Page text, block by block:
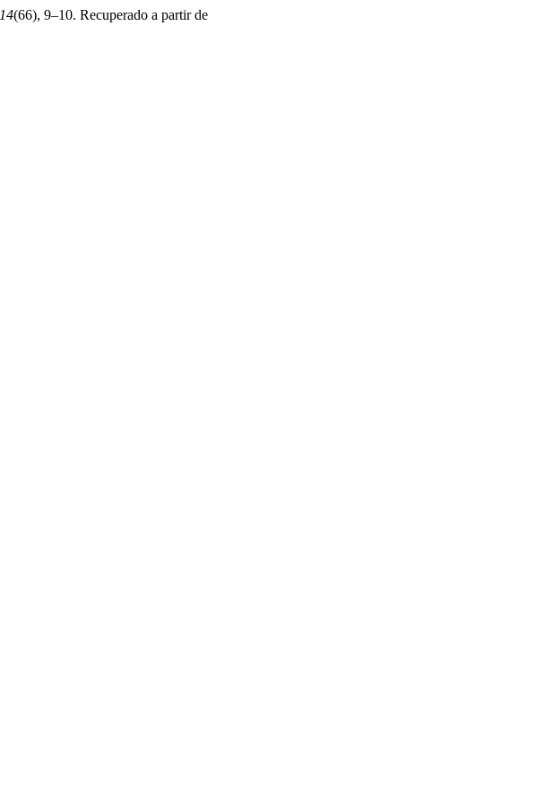
14(66), 9–10. Recuperado a partir de